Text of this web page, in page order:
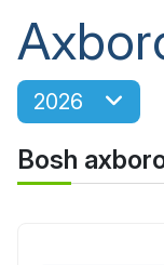
2026
Bosh